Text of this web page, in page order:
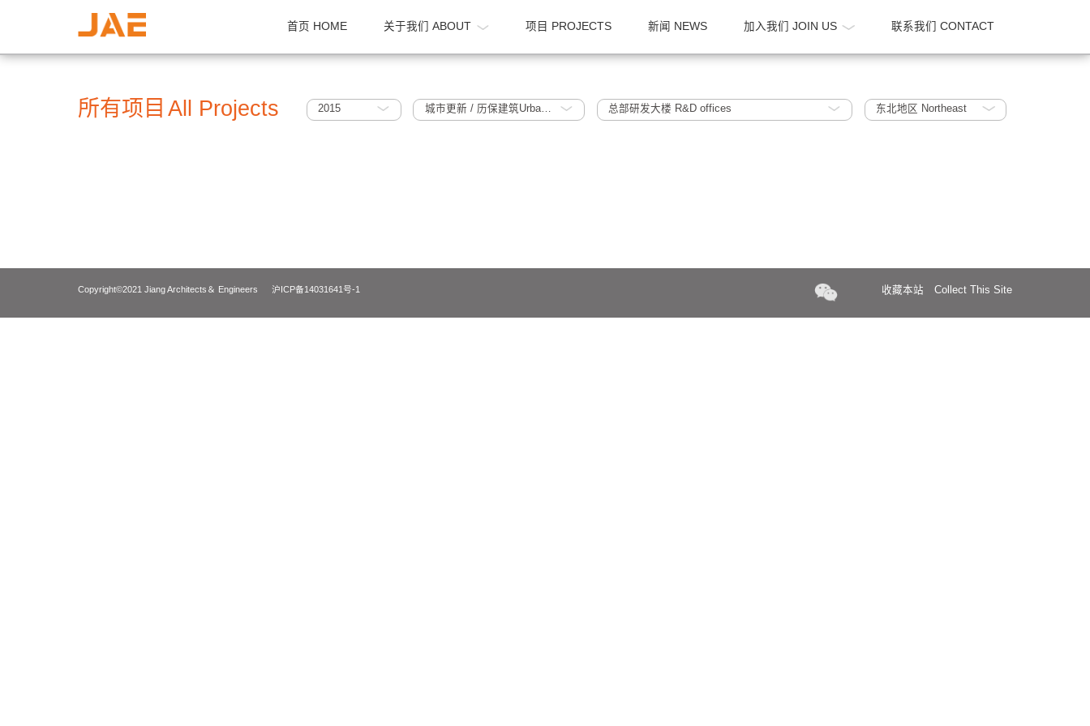
首页 HOME 关于我们 ABOUT 项目 PROJECTS 新闻 NEWS 加入我们 JOIN US 联系我们
所有项目All Projects 2015 城市更新 / 历保建筑Urban Regeneration / Historic Protection Building 总部研发大楼 R&D offices 东北地区 Northeast
Copyright©2021 Jiang Architects＆ Engineers 沪ICP备14031641号-1